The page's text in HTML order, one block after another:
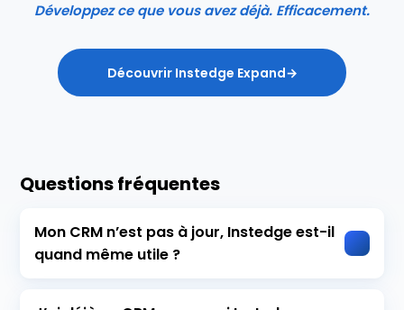
Développez ce que vous avez déjà. Efficacement.
Découvrir Instedge Expand
Questions fréquentes
Mon CRM n’est pas à jour, Instedge est-il
quand même utile ?